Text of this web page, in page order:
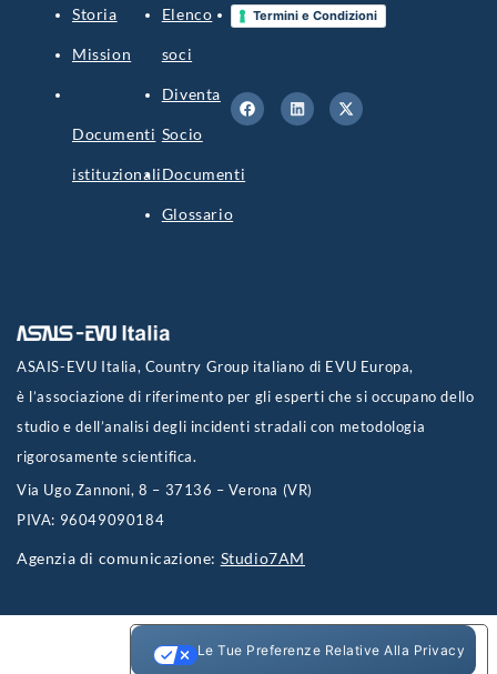
ASAIS-EVU Italia, Country Group italiano di EVU Europa,
è l’associazione di riferimento per gli esperti che si occupano dello
studio e dell’analisi degli incidenti stradali con metodologia
rigorosamente scientifica.
Via Ugo Zannoni, 8 – 37136 – Verona (VR)
PIVA: 96049090184
Agenzia di comunicazione: Studio7AM
Storia
Mission
Documenti
istituzionali
Elenco
soci
Diventa
Socio
Documenti
Glossario
Accedi
Termini e Condizioni
Le Tue Preferenze Relative Alla Privacy